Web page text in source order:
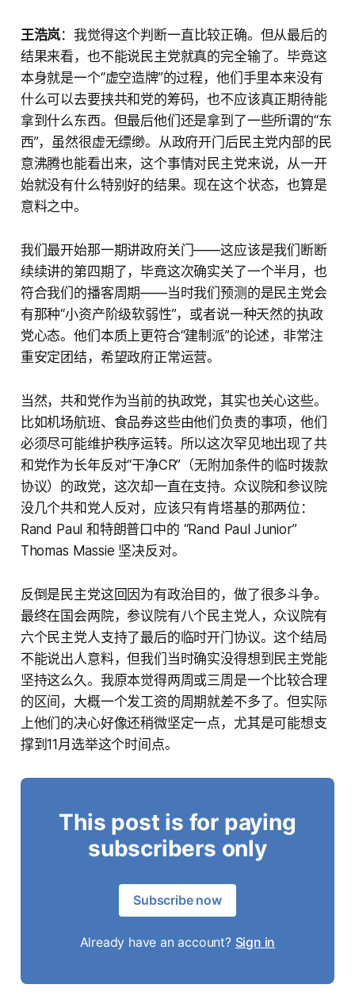
王浩岚：我觉得这个判断一直比较正确。但从最后的
结果来看，也不能说民主党就真的完全输了。毕竟这
本身就是一个“虚空造牌”的过程，他们手里本来没有
什么可以去要挟共和党的筹码，也不应该真正期待能
拿到什么东西。但最后他们还是拿到了一些所谓的“东
西”，虽然很虚无缥缈。从政府开门后民主党内部的民
意沸腾也能看出来，这个事情对民主党来说，从一开
始就没有什么特别好的结果。现在这个状态，也算是
意料之中。
我们最开始那一期讲政府关门——这应该是我们断断
续续讲的第四期了，毕竟这次确实关了一个半月，也
符合我们的播客周期——当时我们预测的是民主党会
有那种“小资产阶级软弱性”，或者说一种天然的执政
党心态。他们本质上更符合“建制派”的论述，非常注
重安定团结，希望政府正常运营。
当然，共和党作为当前的执政党，其实也关心这些。
比如机场航班、食品券这些由他们负责的事项，他们
必须尽可能维护秩序运转。所以这次罕见地出现了共
和党作为长年反对“干净CR”（无附加条件的临时拨款
协议）的政党，这次却一直在支持。众议院和参议院
没几个共和党人反对，应该只有肯塔基的那两位：
Rand Paul 和特朗普口中的 “Rand Paul Junior”
Thomas Massie 坚决反对。
反倒是民主党这回因为有政治目的，做了很多斗争。
最终在国会两院，参议院有八个民主党人，众议院有
六个民主党人支持了最后的临时开门协议。这个结局
不能说出人意料，但我们当时确实没得想到民主党能
坚持这么久。我原本觉得两周或三周是一个比较合理
的区间，大概一个发工资的周期就差不多了。但实际
上他们的决心好像还稍微坚定一点，尤其是可能想支
撑到11月选举这个时间点。
This post is for paying
subscribers only
Subscribe now
Already have an account? Sign in